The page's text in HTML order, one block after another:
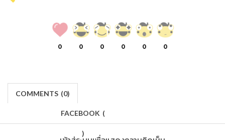
0 0 0 0 0 0
COMMENTS (0)
FACEBOOK (
)